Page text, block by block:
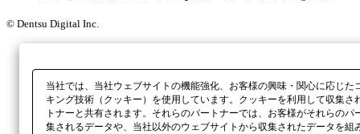
© Dentsu Digital Inc.
当社では、当社ウェブサイトの機能強化、お客様の興味・関心に応じ
キング技術（クッキー）を使用しています。クッキーを利用して収集
トナーと共有されます。それらのパートナーでは、お客様がそれらの
集されるデータや、当社以外のウェブサイトから収集されたデータを